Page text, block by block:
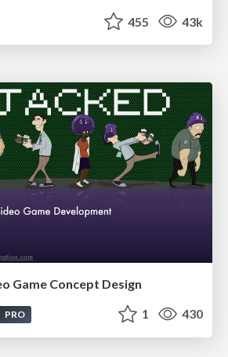
455 43k
Game Concept Design
PRO 1 430